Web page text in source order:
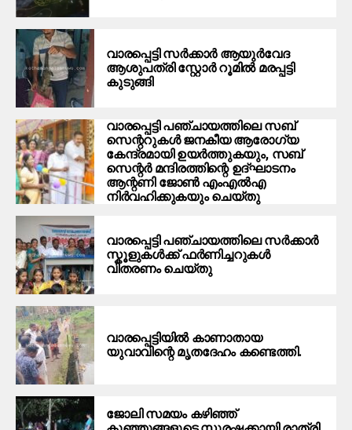
വാരപ്പെട്ടി സര്‍ക്കാര്‍ ആയുര്‍വേദ
ആശുപത്രി സ്റ്റോര്‍ റൂമില്‍ മരപ്പട്ടി
കുടുങ്ങി
വാരപ്പെട്ടി പഞ്ചായത്തിലെ സബ്
സെന്ററുകള്‍ ജനകീയ ആരോഗ്യ
കേന്ദ്രമായി ഉയര്‍ത്തുകയും, സബ്
സെന്റർ മന്ദിരത്തിന്റെ ഉദ്ഘാടനം
ആന്റണി ജോണ്‍ എംഎല്‍എ
നിര്‍വഹിക്കുകയും ചെയ്തു
വാരപ്പെട്ടി പഞ്ചായത്തിലെ സർക്കാർ
സ്കൂളുകൾക്ക് ഫർണിച്ചറുകൾ
വിതരണം ചെയ്തു
വാരപ്പെട്ടിയിൽ കാണാതായ
യുവാവിന്റെ മൃതദേഹം കണ്ടെത്തി.
ജോലി സമയം കഴിഞ്ഞ്